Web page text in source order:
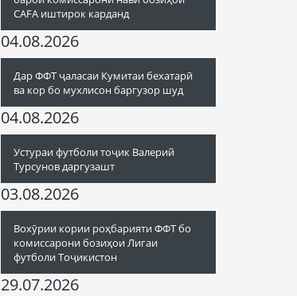
CAFA иштирок карданд
04.08.2026
Дар ФФТ ҷаласаи Кумитаи бехатарӣ
ва кор бо мухлисон баргузор шуд
04.08.2026
Устураи футболи тоҷик Валерий
Турсунов даргузашт
03.08.2026
Вохӯрии кории роҳбарияти ФФТ бо
комиссарони бозиҳои Лигаи
футболи Тоҷикистон
29.07.2026